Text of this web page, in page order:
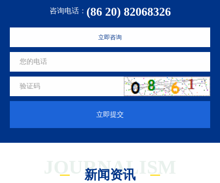
咨询电话： (86 20) 82068326
立即咨询
立即提交
JOURNALISM
新闻资讯